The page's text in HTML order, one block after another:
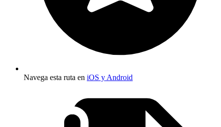
Navega esta ruta en iOS y Android